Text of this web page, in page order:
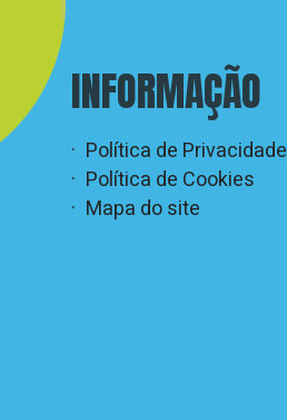
INFORMAÇÃO
Política de Privacidade
Política de Cookies
Mapa do site